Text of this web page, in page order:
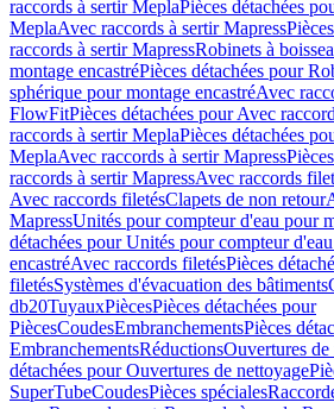
raccords à sertir MeplaPièces détachées
MeplaAvec raccords à sertir Mapress
raccords à sertir MapressRobinets à
montage encastréPièces détachées pour
sphérique pour montage encastréAvec
FlowFitPièces détachées pour Avec
raccords à sertir MeplaPièces détachées
MeplaAvec raccords à sertir Mapress
raccords à sertir MapressAvec raccords
Avec raccords filetésClapets de non retour
MapressUnités pour compteur d'eau pour
détachées pour Unités pour compteur
encastréAvec raccords filetésPièces
filetésSystèmes d'évacuation des bâtiments
db20TuyauxPiècesPièces détachées pour
PiècesCoudesEmbranchementsPièces
EmbranchementsRéductionsOuvertures de
détachées pour Ouvertures de nettoyage
SuperTubeCoudesPièces spéciales